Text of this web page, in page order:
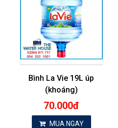
Bình La Vie 19L úp
(khoáng)
70.000đ
MUA NGAY